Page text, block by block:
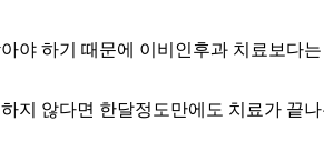
야 하기 때문에 이비인후과 치료보다
지 않다면 한달정도만에도 치료가 끝